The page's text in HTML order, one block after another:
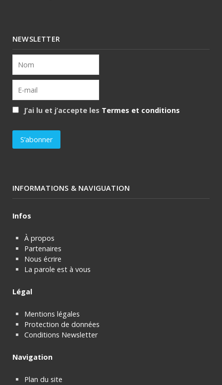
NEWSLETTER
J’ai lu et j’accepte les Termes et conditions
INFORMATIONS & NAVIGUATION
Infos
À propos
Partenaires
Nous écrire
La parole est à vous
Légal
Mentions légales
Protection de données
Conditions Newsletter
Navigation
Plan du site